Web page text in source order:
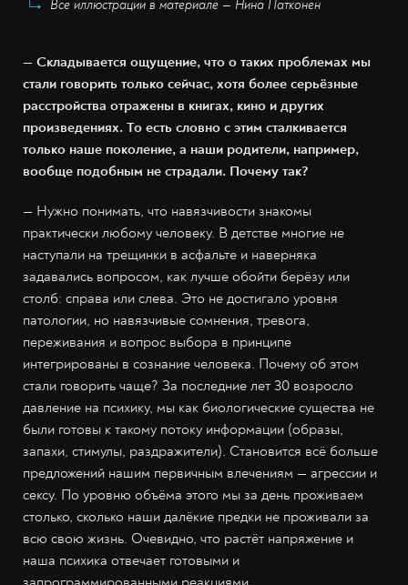
Все иллюстрации в материале — Нина Патконен
— Складывается ощущение, что о таких проблемах мы
стали говорить только сейчас, хотя более серьёзные
расстройства отражены в книгах, кино и других
произведениях. То есть словно с этим сталкивается
только наше поколение, а наши родители, например,
вообще подобным не страдали. Почему так?
— Нужно понимать, что навязчивости знакомы
практически любому человеку. В детстве многие не
наступали на трещинки в асфальте и наверняка
задавались вопросом, как лучше обойти берёзу или
столб: справа или слева. Это не достигало уровня
патологии, но навязчивые сомнения, тревога,
переживания и вопрос выбора в принципе
интегрированы в сознание человека. Почему об этом
стали говорить чаще? За последние лет 30 возросло
давление на психику, мы как биологические существа не
были готовы к такому потоку информации (образы,
запахи, стимулы, раздражители). Становится всё больше
предложений нашим первичным влечениям — агрессии и
сексу. По уровню объёма этого мы за день проживаем
столько, сколько наши далёкие предки не проживали за
всю свою жизнь. Очевидно, что растёт напряжение и
наша психика отвечает готовыми и